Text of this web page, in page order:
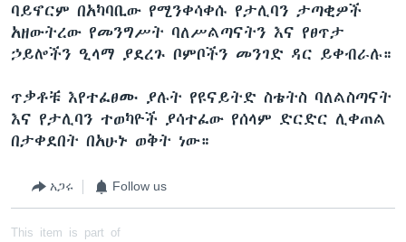
ባይኖርም በአካባቢው የሚንቀሳቀሱ የታሊባን ታጣቂዎች
አዘውትረው የመንግሥት ባለሥልጣናትን እና የፀጥታ
ኃይሎችን ዒላማ ያደረጉ ቦምቦችን መንገድ ዳር ይቀብራሉ።
ጥቃቶቹ እየተፈፀሙ ያሉት የዩናይትድ ስቴትስ ባለልስጣናት
እና የታሊባን ተወካዮች ያሳተፈው የሰላም ድርድር ሊቀጠል
በታቀደበት በአሁኑ ወቅት ነው።
አጋሩ Follow us
This item is part of